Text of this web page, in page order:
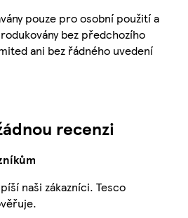
pouze pro osobní použití a
bez předchozího
ani bez řádného uvedení
recenzi
naši zákazníci. Tesco